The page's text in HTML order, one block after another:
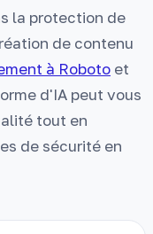
la protection de
de contenu
à Roboto et
d'IA peut vous
tout en
de sécurité en